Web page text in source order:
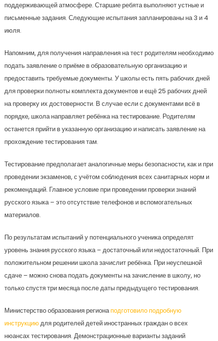
поддерживающей атмосфере. Старшие ребята выполняют устные и
письменные задания. Следующие испытания запланированы на 3 и 4
июля.
Напомним, для получения направления на тест родителям необходимо
подать заявление о приёме в образовательную организацию и
предоставить требуемые документы. У школы есть пять рабочих дней
для проверки полноты комплекта документов и ещё 25 рабочих дней
на проверку их достоверности. В случае если с документами всё в
порядке, школа направляет ребёнка на тестирование. Родителям
останется прийти в указанную организацию и написать заявление на
прохождение тестирования там.
Тестирование предполагает аналогичные меры безопасности, как и при
проведении экзаменов, с учётом соблюдения всех санитарных норм и
рекомендаций. Главное условие при проведении проверки знаний
русского языка – это отсутствие телефонов и вспомогательных
материалов.
По результатам испытаний у потенциального ученика определят
уровень знания русского языка – достаточный или недостаточный. При
положительном решении школа зачислит ребёнка. При неуспешной
сдаче – можно снова подать документы на зачисление в школу, но
только спустя три месяца после даты предыдущего тестирования.
Министерство образования регионаподготовило подробную
инструкциюдля родителей детей иностранных граждан о всех
нюансах тестирования. Демонстрационные варианты заданий